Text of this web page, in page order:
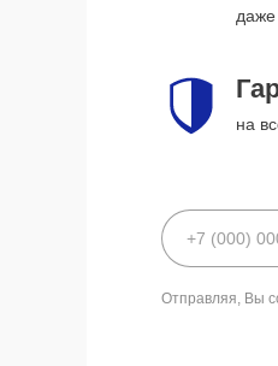
даже
на
Отправляя, Вы